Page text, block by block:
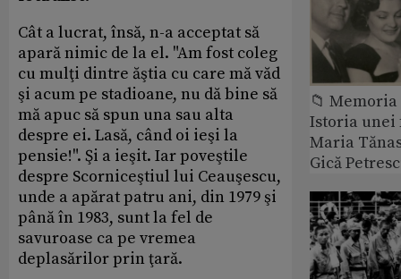
Cât a lucrat, însă, n-a acceptat să
apară nimic de la el. "Am fost coleg
cu mulţi dintre ăştia cu care mă văd
şi acum pe stadioane, nu dă bine să
mă apuc să spun una sau alta
despre ei. Lasă, când oi ieşi la
pensie!". Şi a ieşit. Iar poveştile
despre Scorniceştiul lui Ceauşescu,
unde a apărat patru ani, din 1979 şi
până în 1983, sunt la fel de
savuroase ca pe vremea
deplasărilor prin ţară.
📁
Istoria
Maria
Gică